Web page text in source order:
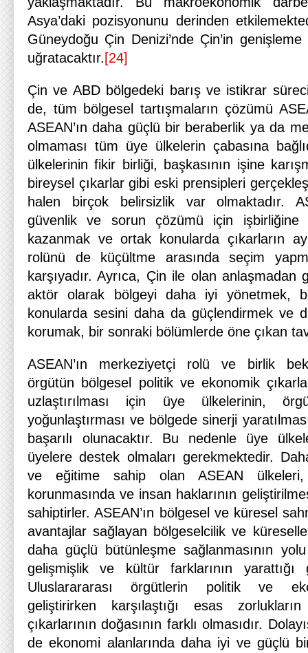
Asya’daki pozisyonunu derinden
Güneydoğu Çin Denizi’nde Çin’in genişleme
uğratacaktır. [24]
Çin ve ABD bölgedeki barış ve istikrar
de, tüm bölgesel tartışmaların çözümü
ASEAN’ın daha güçlü bir beraberlik ya da
olmaması tüm üye ülkelerin çabasına
ülkelerinin fikir birliği, başkasının işine
bireysel çıkarlar gibi eski prensipleri
halen birçok belirsizlik var olmaktadır.
güvenlik ve sorun çözümü için işbirliğine
kazanmak ve ortak konularda çıkarların
rolünü de küçültme arasında seçim
karşıyadır. Ayrıca, Çin ile olan anlaşmadan
aktör olarak bölgeyi daha iyi yönetmek,
konularda sesini daha da güçlendirmek ve
korumak, bir sonraki bölümlerde öne çıkan
ASEAN’ın merkeziyetçi rolü ve birlik
örgütün bölgesel politik ve ekonomik
uzlaştırılması için üye ülkelerinin,
yoğunlaştırması ve bölgede sinerji
başarılı olunacaktır. Bu nedenle üye
üyelere destek olmaları gerekmektedir.
ve eğitime sahip olan ASEAN ülkeleri,
korunmasında ve insan haklarının
sahiptirler. ASEAN’ın bölgesel ve küresel
avantajlar sağlayan bölgeselcilik ve
daha güçlü bütünleşme sağlanmasının
gelişmişlik ve kültür farklarının yarattığı
Uluslarararası örgütlerin politik ve
geliştirirken karşılaştığı esas
çıkarlarının doğasının farklı olmasıdır.
de ekonomi alanlarında daha iyi ve güçlü